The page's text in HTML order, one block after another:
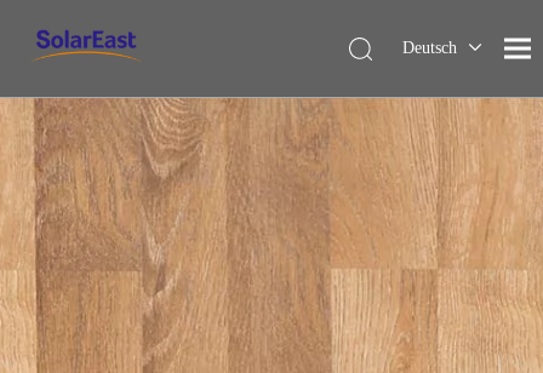
Deutsch
Français
Español
Italiano
Nederlands